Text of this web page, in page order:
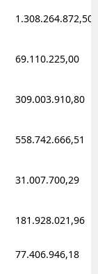
1.308.264.872,50
69.110.225,00
309.003.910,80
558.742.666,51
31.007.700,29
181.928.021,96
77.406.946,18